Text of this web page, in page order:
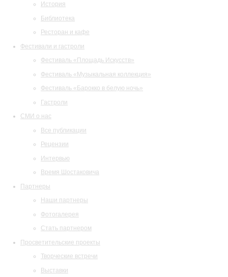
История
Библиотека
Ресторан и кафе
Фестивали и гастроли
Фестиваль «Площадь Искусств»
Фестиваль «Музыкальная коллекция»
Фестиваль «Барокко в белую ночь»
Гастроли
СМИ о нас
Все публикации
Рецензии
Интервью
Время Шостаковича
Партнеры
Наши партнеры
Фотогалерея
Стать партнером
Просветительские проекты
Творческие встречи
Выставки